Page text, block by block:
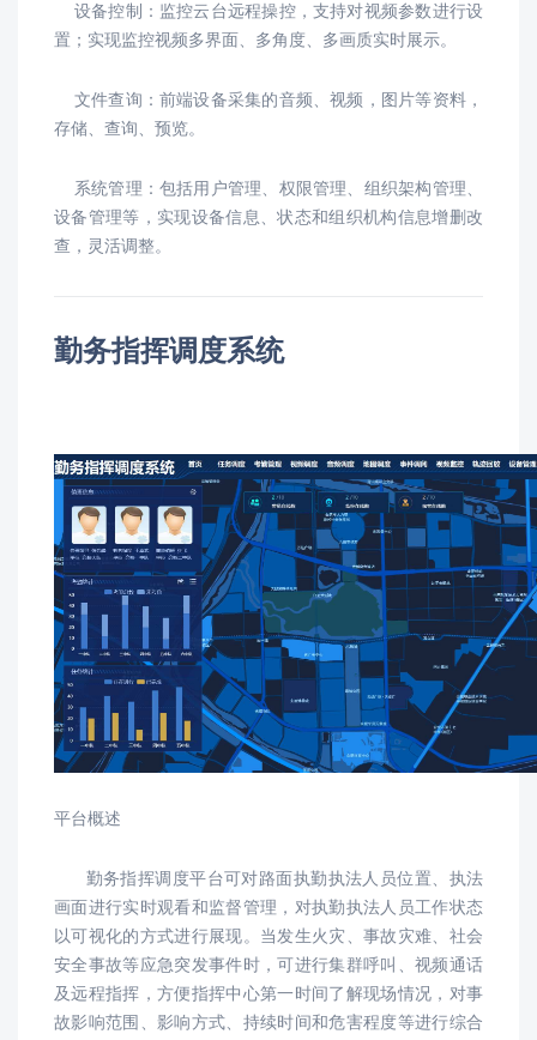
设备控制：监控云台远程操控，支持对视频参数进行设
置；实现监控视频多界面、多角度、多画质实时展示。
文件查询：前端设备采集的音频、视频，图片等资料，
存储、查询、预览。
系统管理：包括用户管理、权限管理、组织架构管理、
设备管理等，实现设备信息、状态和组织机构信息增删改
查，灵活调整。
勤务指挥调度系统
平台概述
勤务指挥调度平台可对路面执勤执法人员位置、执法
画面进行实时观看和监督管理，对执勤执法人员工作状态
以可视化的方式进行展现。当发生火灾、事故灾难、社会
安全事故等应急突发事件时，可进行集群呼叫、视频通话
及远程指挥，方便指挥中心第一时间了解现场情况，对事
故影响范围、影响方式、持续时间和危害程度等进行综合